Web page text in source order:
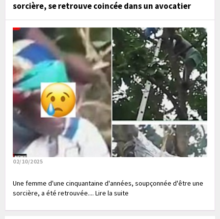
sorcière, se retrouve coincée dans un avocatier
02/10/2025
Une femme d'une cinquantaine d'années, soupçonnée d'être une
sorcière, a été retrouvée.... Lire la suite